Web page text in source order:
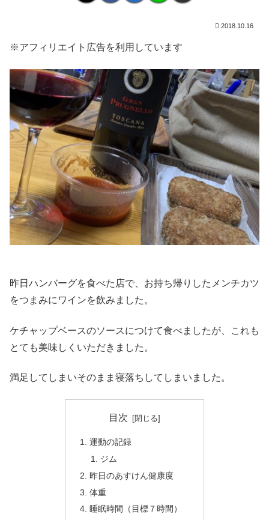
2018.10.16
※アフィリエイト広告を利用しています
昨日ハンバーグを食べた店で、お持ち帰りしたメンチカツ
をつまみにワインを飲みました。
ケチャップベースのソースにつけて食べましたが、これも
とても美味しくいただきました。
満足してしまいそのまま寝落ちしてしまいました。
目次
運動の記録
ジム
昨日のあすけん健康度
体重
睡眠時間（目標７時間）